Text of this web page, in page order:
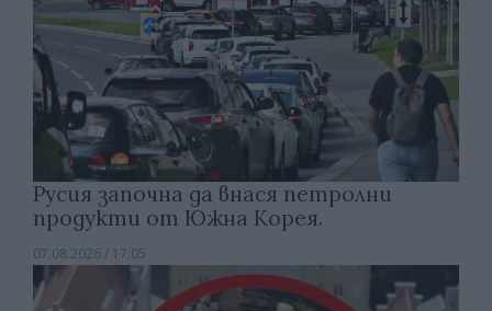
Русия започна да внася петролни
продукти от Южна Корея.
07.08.2026 / 17:05